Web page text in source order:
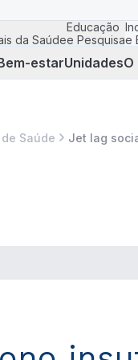
da Saúde
Educação
e Pesquisae
estarUnidadesO
Saúde Jet lag